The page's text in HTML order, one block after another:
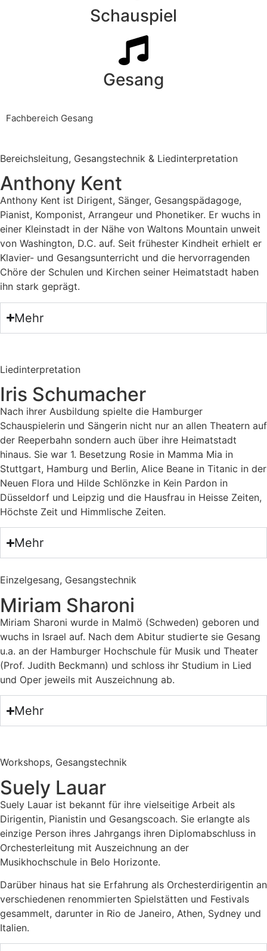
Schauspiel
Gesang
Fachbereich Gesang
Bereichsleitung, Gesangstechnik & Liedinterpretation
Anthony Kent
Anthony Kent ist Dirigent, Sänger, Gesangspädagoge,
Pianist, Komponist, Arrangeur und Phonetiker. Er wuchs in
einer Kleinstadt in der Nähe von Waltons Mountain unweit
von Washington, D.C. auf. Seit frühester Kindheit erhielt er
Klavier- und Gesangsunterricht und die hervorragenden
Chöre der Schulen und Kirchen seiner Heimatstadt haben
ihn stark geprägt.
Mehr
Liedinterpretation
Iris Schumacher
Nach ihrer Ausbildung spielte die Hamburger
Schauspielerin und Sängerin nicht nur an allen Theatern auf
der Reeperbahn sondern auch über ihre Heimatstadt
hinaus. Sie war 1. Besetzung Rosie in Mamma Mia in
Stuttgart, Hamburg und Berlin, Alice Beane in Titanic in der
Neuen Flora und Hilde Schlönzke in Kein Pardon in
Düsseldorf und Leipzig und die Hausfrau in Heisse Zeiten,
Höchste Zeit und Himmlische Zeiten.
Mehr
Einzelgesang, Gesangstechnik
Miriam Sharoni
Miriam Sharoni wurde in Malmö (Schweden) geboren und
wuchs in Israel auf. Nach dem Abitur studierte sie Gesang
u.a. an der Hamburger Hochschule für Musik und Theater
(Prof. Judith Beckmann) und schloss ihr Studium in Lied
und Oper jeweils mit Auszeichnung ab.
Mehr
Workshops, Gesangstechnik
Suely Lauar
Suely Lauar ist bekannt für ihre vielseitige Arbeit als
Dirigentin, Pianistin und Gesangscoach. Sie erlangte als
einzige Person ihres Jahrgangs ihren Diplomabschluss in
Orchesterleitung mit Auszeichnung an der
Musikhochschule in Belo Horizonte.
Darüber hinaus hat sie Erfahrung als Orchesterdirigentin an
verschiedenen renommierten Spielstätten und Festivals
gesammelt, darunter in Rio de Janeiro, Athen, Sydney und
Italien.